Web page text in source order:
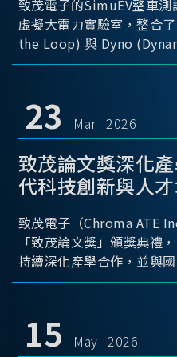
致茂電子的SimuEV整車
虛擬大電力實驗室，整合
the Loop) 與 Dyno
Power HIL 建立OBC
馬達待測物重現車輛行駛
23 Mar 2026
致茂論文獎深化
代科技創新與人
致茂電子（Chroma ATE
「致茂論文獎」頒獎典禮
持續深化產學合作，並與
透過建立與產業需求緊密
育。
15 May 2026